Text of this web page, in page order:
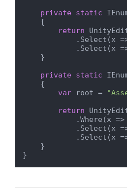
private
static
    {
return
.Select(x
.Select(x
    }
private
static
    {
var root =
return
.Where(x =>
.Select(x
.Select(x
    }
}